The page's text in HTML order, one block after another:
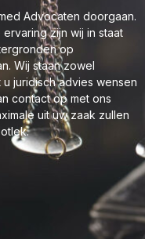
Advocaten doorgaan.
zijn wij in staat
op
Wij staan zowel
juridisch advies wensen
contact op met ons
uit uw zaak zullen